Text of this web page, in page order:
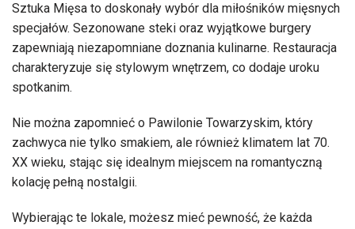
Sztuka Mięsa to doskonały wybór dla miłośników mięsnych
specjałów. Sezonowane steki oraz wyjątkowe burgery
zapewniają niezapomniane doznania kulinarne. Restauracja
charakteryzuje się stylowym wnętrzem, co dodaje uroku
spotkanim.
Nie można zapomnieć o Pawilonie Towarzyskim, który
zachwyca nie tylko smakiem, ale również klimatem lat 70.
XX wieku, stając się idealnym miejscem na romantyczną
kolację pełną nostalgii.
Wybierając te lokale, możesz mieć pewność, że każda